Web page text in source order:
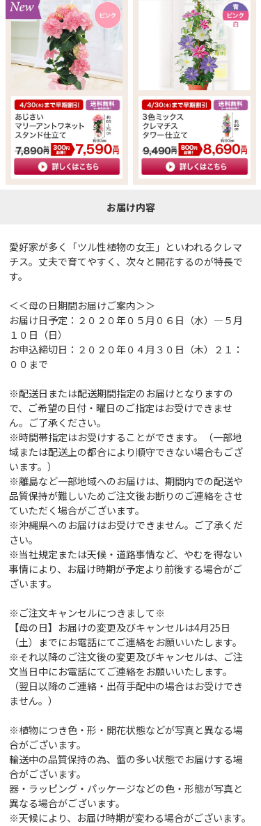
お届け内容
愛好家が多く「ツル性植物の女王」といわれるクレマ
チス。丈夫で育てやすく、次々と開花するのが特長で
す。
＜＜母の日期間お届けご案内＞＞
お届け日予定：２０２０年０５月０６日（水）―５月
１０日（日）
お申込締切日：２０２０年０４月３０日（木）２１：
００まで
※配送日または配送期間指定のお届けとなりますの
で、ご希望の日付・曜日のご指定はお受けできませ
ん。ご了承ください。
※時間帯指定はお受けすることができます。（一部地
域または配送上の都合により順守できない場合もござ
います。）
※離島など一部地域へのお届けは、期間内での配送や
品質保持が難しいためご注文後お断りのご連絡をさせ
ていただく場合がございます。
※沖縄県へのお届けはお受けできません。ご了承くだ
さい。
※当社規定または天候・道路事情など、やむを得ない
事情により、お届け時期が予定より前後する場合がご
ざいます。
※ご注文キャンセルにつきまして※
【母の日】お届けの変更及びキャンセルは4月25日
（土）までにお電話にてご連絡をお願いいたします。
※それ以降のご注文後の変更及びキャンセルは、ご注
文当日中にお電話にてご連絡をお願いいたします。
（翌日以降のご連絡・出荷手配中の場合はお受けでき
ません。）
※植物につき色・形・開花状態などが写真と異なる場
合がございます。
輸送中の品質保持の為、蕾の多い状態でお届けする場
合がございます。
器・ラッピング・パッケージなどの色・形態が写真と
異なる場合がございます。
※天候により、お届け時期が変わる場合がございます。